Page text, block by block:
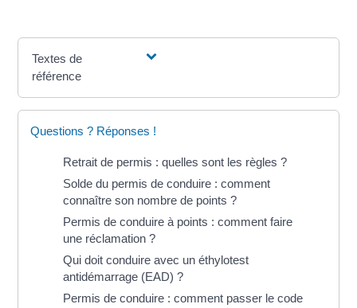
Textes de
référence
Questions ? Réponses !
Retrait de permis : quelles sont les règles ?
Solde du permis de conduire : comment
connaître son nombre de points ?
Permis de conduire à points : comment faire
une réclamation ?
Qui doit conduire avec un éthylotest
antidémarrage (EAD) ?
Permis de conduire : comment passer le code